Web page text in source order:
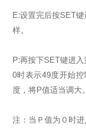
E:设置完后按SET
样。
P:再按下SET键进
0时表示49度开始
度，将P值适当调大。
注：当Ｐ值为０时